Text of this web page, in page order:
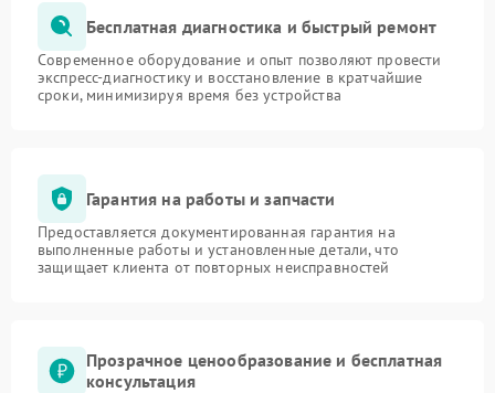
Бесплатная диагностика и быстрый ремонт
Современное оборудование и опыт позволяют провести
экспресс-диагностику и восстановление в кратчайшие
сроки, минимизируя время без устройства
Гарантия на работы и запчасти
Предоставляется документированная гарантия на
выполненные работы и установленные детали, что
защищает клиента от повторных неисправностей
Прозрачное ценообразование и бесплатная
консультация